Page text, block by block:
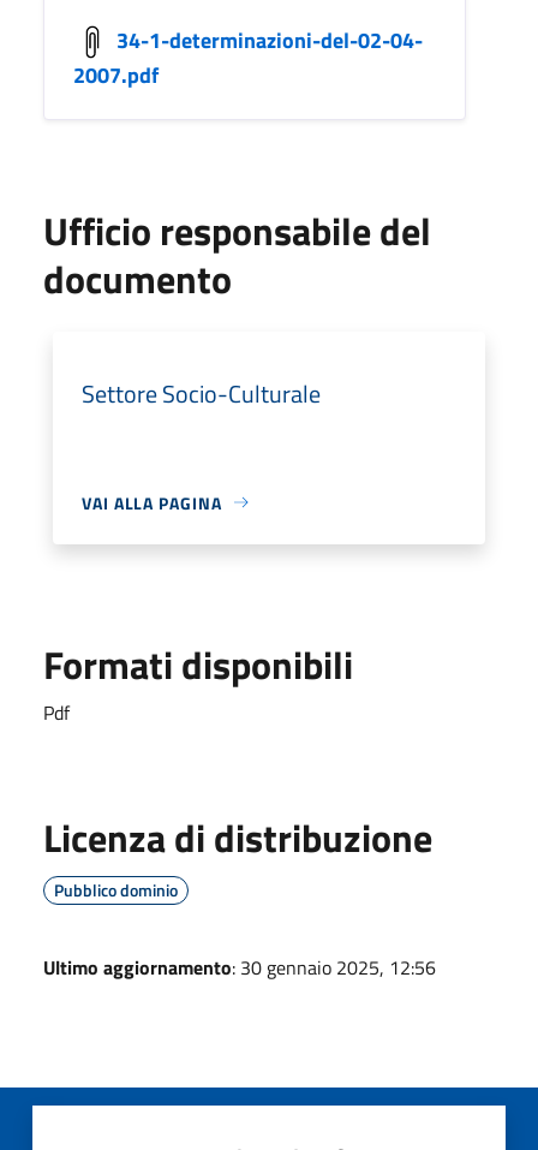
34-1-determinazioni-del-02-04-
2007.pdf
Ufficio responsabile del
documento
Settore Socio-Culturale
VAI ALLA PAGINA
Formati disponibili
Pdf
Licenza di distribuzione
Pubblico dominio
Ultimo aggiornamento: 30 gennaio 2025, 12:56